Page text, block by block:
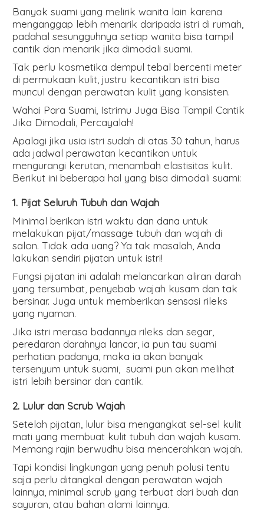
Banyak suami yang melirik wanita lain karena
menganggap lebih menarik daripada istri di rumah,
padahal sesungguhnya setiap wanita bisa tampil
cantik dan menarik jika dimodali suami.
Tak perlu kosmetika dempul tebal bercenti meter
di permukaan kulit, justru kecantikan istri bisa
muncul dengan perawatan kulit yang konsisten.
Wahai Para Suami, Istrimu Juga Bisa Tampil Cantik
Jika Dimodali, Percayalah!
Apalagi jika usia istri sudah di atas 30 tahun, harus
ada jadwal perawatan kecantikan untuk
mengurangi kerutan, menambah elastisitas kulit.
Berikut ini beberapa hal yang bisa dimodali suami:
1. Pijat Seluruh Tubuh dan Wajah
Minimal berikan istri waktu dan dana untuk
melakukan pijat/massage tubuh dan wajah di
salon. Tidak ada uang? Ya tak masalah, Anda
lakukan sendiri pijatan untuk istri!
Fungsi pijatan ini adalah melancarkan aliran darah
yang tersumbat, penyebab wajah kusam dan tak
bersinar. Juga untuk memberikan sensasi rileks
yang nyaman.
Jika istri merasa badannya rileks dan segar,
peredaran darahnya lancar, ia pun tau suami
perhatian padanya, maka ia akan banyak
tersenyum untuk suami, suami pun akan melihat
istri lebih bersinar dan cantik.
2. Lulur dan Scrub Wajah
Setelah pijatan, lulur bisa mengangkat sel-sel kulit
mati yang membuat kulit tubuh dan wajah kusam.
Memang rajin berwudhu bisa mencerahkan wajah.
Tapi kondisi lingkungan yang penuh polusi tentu
saja perlu ditangkal dengan perawatan wajah
lainnya, minimal scrub yang terbuat dari buah dan
sayuran, atau bahan alami lainnya.